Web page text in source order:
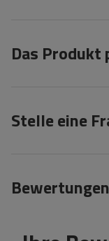
Das Produkt
Stelle eine
Bewertungen